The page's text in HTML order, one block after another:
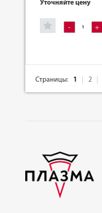
Уточняйте цену
- +
Страницы: 1 2